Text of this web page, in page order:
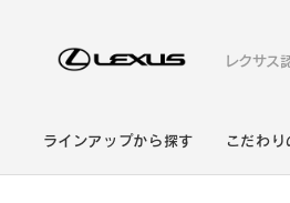
レクサス
ラインアップから探す こだわ